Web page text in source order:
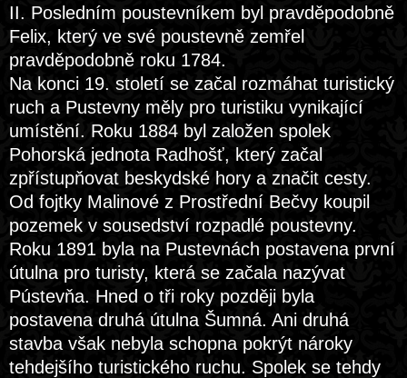
II. Posledním poustevníkem byl pravděpodobně
Felix, který ve své poustevně zemřel
pravděpodobně roku 1784.
Na konci 19. století se začal rozmáhat turistický
ruch a Pustevny měly pro turistiku vynikající
umístění. Roku 1884 byl založen spolek
Pohorská jednota Radhošť, který začal
zpřístupňovat beskydské hory a značit cesty.
Od fojtky Malinové z Prostřední Bečvy koupil
pozemek v sousedství rozpadlé poustevny.
Roku 1891 byla na Pustevnách postavena první
útulna pro turisty, která se začala nazývat
Pústevňa. Hned o tři roky později byla
postavena druhá útulna Šumná. Ani druhá
stavba však nebyla schopna pokrýt nároky
tehdejšího turistického ruchu. Spolek se tehdy